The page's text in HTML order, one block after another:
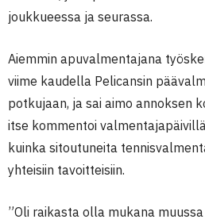
joukkueessa ja seurassa.
Aiemmin apuvalmentajana
viime kaudella Pelicansin
potkujaan, ja sai aimo annoksen
itse kommentoi
kuinka sitoutuneita
yhteisiin tavoitteisiin.
”Oli raikasta olla mukana